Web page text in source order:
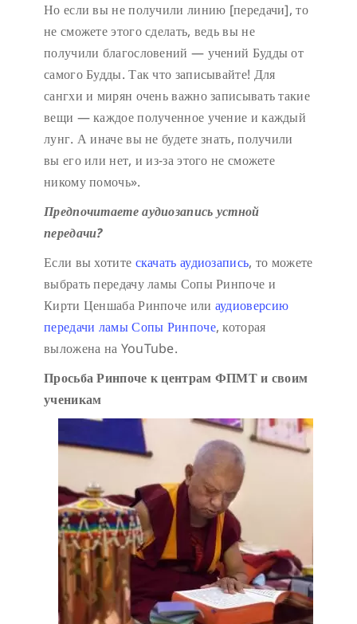
Но если вы не получили линию [передачи], то
не сможете этого сделать, ведь вы не
получили благословений — учений Будды от
самого Будды. Так что записывайте! Для
сангхи и мирян очень важно записывать такие
вещи — каждое полученное учение и каждый
лунг. А иначе вы не будете знать, получили
вы его или нет, и из-за этого не сможете
никому помочь».
Предпочитаете аудиозапись устной
передачи?
Если вы хотите скачать аудиозапись, то можете
выбрать передачу ламы Сопы Ринпоче и
Кирти Ценшаба Ринпоче или аудиоверсию
передачи ламы Сопы Ринпоче, которая
выложена на YouTube.
Просьба Ринпоче к центрам ФПМТ и своим
ученикам